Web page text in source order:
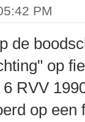
PM
de
op
RVV
op een